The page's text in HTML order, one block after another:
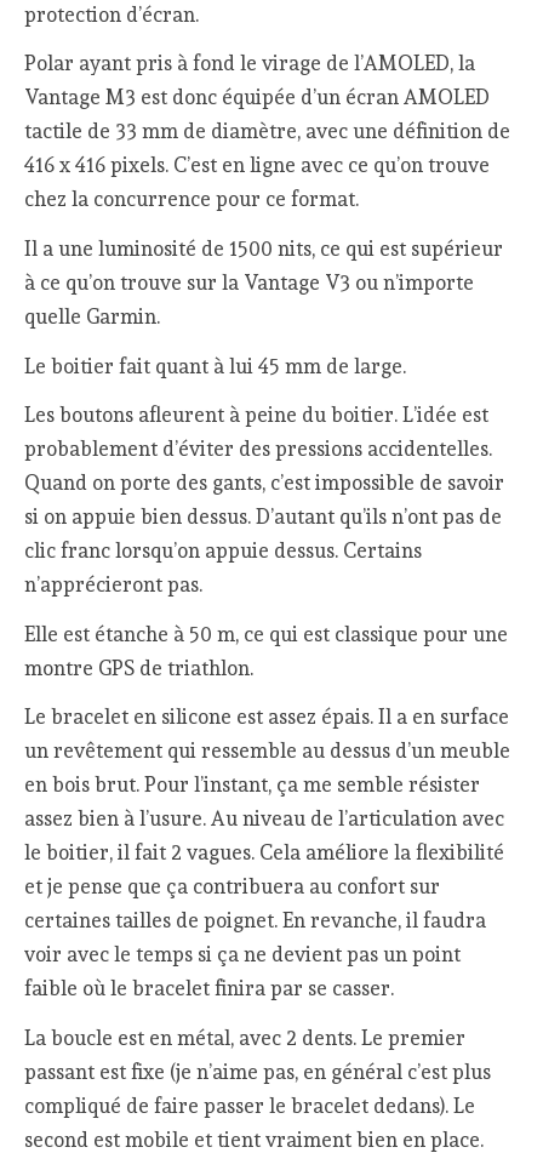
protection d’écran.
Polar ayant pris à fond le virage de l’AMOLED, la
Vantage M3 est donc équipée d’un écran AMOLED
tactile de 33 mm de diamètre, avec une définition de
416 x 416 pixels. C’est en ligne avec ce qu’on trouve
chez la concurrence pour ce format.
Il a une luminosité de 1500 nits, ce qui est supérieur
à ce qu’on trouve sur la Vantage V3 ou n’importe
quelle Garmin.
Le boitier fait quant à lui 45 mm de large.
Les boutons afleurent à peine du boitier. L’idée est
probablement d’éviter des pressions accidentelles.
Quand on porte des gants, c’est impossible de savoir
si on appuie bien dessus. D’autant qu’ils n’ont pas de
clic franc lorsqu’on appuie dessus. Certains
n’apprécieront pas.
Elle est étanche à 50 m, ce qui est classique pour une
montre GPS de triathlon.
Le bracelet en silicone est assez épais. Il a en surface
un revêtement qui ressemble au dessus d’un meuble
en bois brut. Pour l’instant, ça me semble résister
assez bien à l’usure. Au niveau de l’articulation avec
le boitier, il fait 2 vagues. Cela améliore la flexibilité
et je pense que ça contribuera au confort sur
certaines tailles de poignet. En revanche, il faudra
voir avec le temps si ça ne devient pas un point
faible où le bracelet finira par se casser.
La boucle est en métal, avec 2 dents. Le premier
passant est fixe (je n’aime pas, en général c’est plus
compliqué de faire passer le bracelet dedans). Le
second est mobile et tient vraiment bien en place.